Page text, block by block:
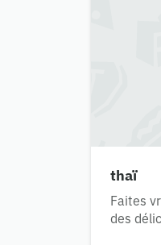
thaï
Faites
des